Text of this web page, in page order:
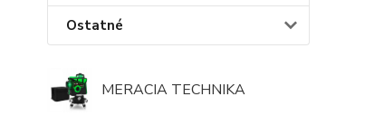
Ostatné
MERACIA TECHNIKA